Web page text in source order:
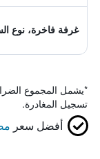
غرفة فاخرة، نوع
*يشمل المجموع
تسجيل المغادرة.
أفضل سعر